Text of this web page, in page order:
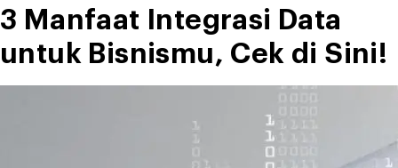
Berminat
Mencobanya?”
3 Manfaat Integrasi Data
untuk Bisnismu, Cek di Sini!